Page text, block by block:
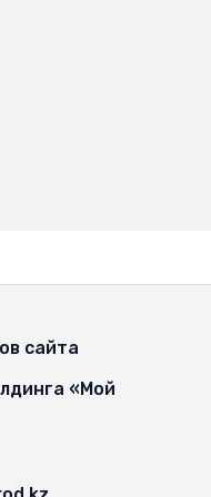
сайта
«Мой